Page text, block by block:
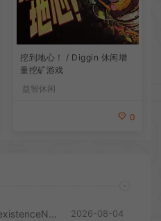
挖到地心！ / Diggin 休闲增
量挖矿游戏
益智休闲
0
不/存在的莉莉丝 / The NOexistenceN of Lilith 动态形象桌面互动游戏 2026-08-04